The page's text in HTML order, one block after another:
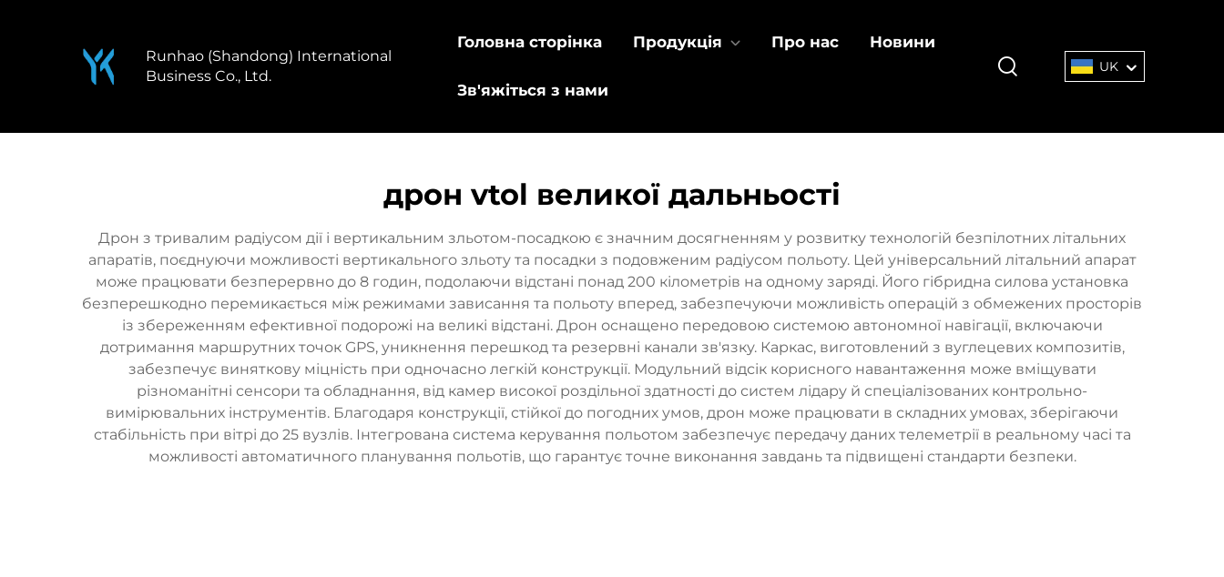
Runhao (Shandong) International
Business Co., Ltd.
Головна сторінка Продукція Про нас Новини
Зв'яжіться з нами
UK
дрон vtol великої дальньості
Дрон з тривалим радіусом дії і вертикальним зльотом-посадкою є значним досягненням у розвитку технологій безпілотних літальних
апаратів, поєднуючи можливості вертикального зльоту та посадки з подовженим радіусом польоту. Цей універсальний літальний апарат
може працювати безперервно до 8 годин, подолаючи відстані понад 200 кілометрів на одному заряді. Його гібридна силова установка
безперешкодно перемикається між режимами зависання та польоту вперед, забезпечуючи можливість операцій з обмежених просторів
із збереженням ефективної подорожі на великі відстані. Дрон оснащено передовою системою автономної навігації, включаючи
дотримання маршрутних точок GPS, уникнення перешкод та резервні канали зв'язку. Каркас, виготовлений з вуглецевих композитів,
забезпечує виняткову міцність при одночасно легкій конструкції. Модульний відсік корисного навантаження може вміщувати
різноманітні сенсори та обладнання, від камер високої роздільної здатності до систем лідару й спеціалізованих контрольно-
вимірювальних інструментів. Благодаря конструкції, стійкої до погодних умов, дрон може працювати в складних умовах, зберігаючи
стабільність при вітрі до 25 вузлів. Інтегрована система керування польотом забезпечує передачу даних телеметрії в реальному часі та
можливості автоматичного планування польотів, що гарантує точне виконання завдань та підвищені стандарти безпеки.